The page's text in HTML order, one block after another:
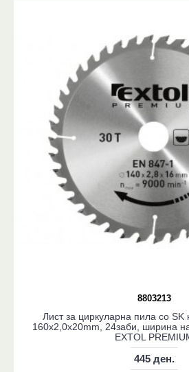
8803213
Лист за циркуларна пила со SK
160x2,0x20mm, 24заби, ширина
EXTOL
445 ден.